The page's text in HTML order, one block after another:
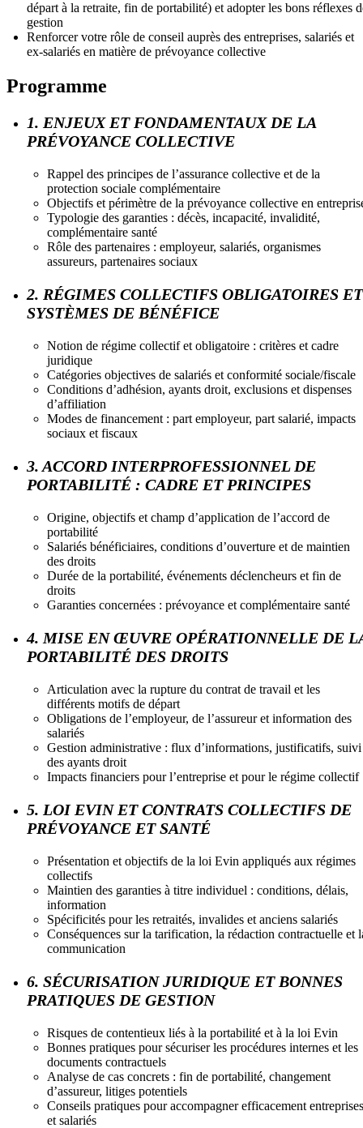
départ à la retraite, fin de portabilité) et adopter les bons réflexes
gestion
Renforcer votre rôle de conseil auprès des entreprises, salariés et
ex-salariés en matière de prévoyance collective
Programme
1. ENJEUX ET FONDAMENTAUX DE LA
PRÉVOYANCE COLLECTIVE
Rappel des principes de l’assurance collective et de la
protection sociale complémentaire
Objectifs et périmètre de la prévoyance collective en
Typologie des garanties : décès, incapacité, invalidité,
complémentaire santé
Rôle des partenaires : employeur, salariés, organismes
assureurs, partenaires sociaux
2. RÉGIMES COLLECTIFS OBLIGATOIRES ET
SYSTÈMES DE BÉNÉFICE
Notion de régime collectif et obligatoire : critères et cadre
juridique
Catégories objectives de salariés et conformité sociale/fiscale
Conditions d’adhésion, ayants droit, exclusions et dispenses
d’affiliation
Modes de financement : part employeur, part salarié, impacts
sociaux et fiscaux
3. ACCORD INTERPROFESSIONNEL DE
PORTABILITÉ : CADRE ET PRINCIPES
Origine, objectifs et champ d’application de l’accord de
portabilité
Salariés bénéficiaires, conditions d’ouverture et de maintien
des droits
Durée de la portabilité, événements déclencheurs et fin de
droits
Garanties concernées : prévoyance et complémentaire santé
4. MISE EN ŒUVRE OPÉRATIONNELLE DE
PORTABILITÉ DES DROITS
Articulation avec la rupture du contrat de travail et les
différents motifs de départ
Obligations de l’employeur, de l’assureur et information des
salariés
Gestion administrative : flux d’informations, justificatifs, suivi
des ayants droit
Impacts financiers pour l’entreprise et pour le régime collectif
5. LOI EVIN ET CONTRATS COLLECTIFS DE
PRÉVOYANCE ET SANTÉ
Présentation et objectifs de la loi Evin appliqués aux régimes
collectifs
Maintien des garanties à titre individuel : conditions, délais,
information
Spécificités pour les retraités, invalides et anciens salariés
Conséquences sur la tarification, la rédaction contractuelle et
communication
6. SÉCURISATION JURIDIQUE ET BONNES
PRATIQUES DE GESTION
Risques de contentieux liés à la portabilité et à la loi Evin
Bonnes pratiques pour sécuriser les procédures internes et les
documents contractuels
Analyse de cas concrets : fin de portabilité, changement
d’assureur, litiges potentiels
Conseils pratiques pour accompagner efficacement entreprises
et salariés